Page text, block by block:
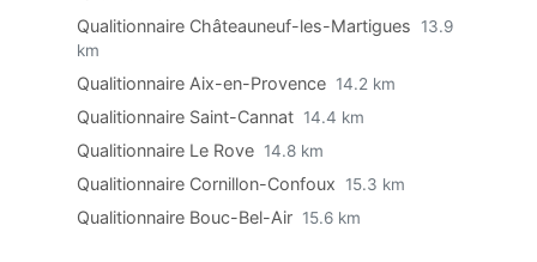
Qualitionnaire Châteauneuf-les-Martigues
13.9
km
Qualitionnaire Aix-en-Provence 14.2 km
Qualitionnaire Saint-Cannat 14.4 km
Qualitionnaire Le Rove 14.8 km
Qualitionnaire Cornillon-Confoux 15.3 km
Qualitionnaire Bouc-Bel-Air 15.6 km